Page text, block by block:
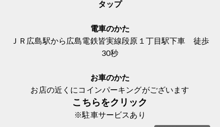
タップ
電車のかた
ＪＲ広島駅から広島電鉄皆実線段原１丁目駅下車 徒歩
30秒
お車のかた
お店の近くにコインパーキングがございます
こちらをクリック
※駐車サービスあり